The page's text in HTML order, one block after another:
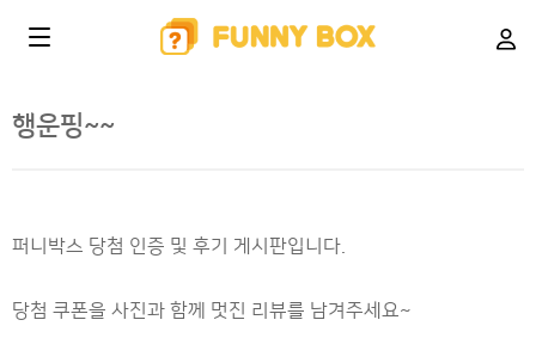
행운핑~~
퍼니박스 당첨 인증 및 후기 게시판입니다.
당첨 쿠폰을 사진과 함께 멋진 리뷰를 남겨주세요~